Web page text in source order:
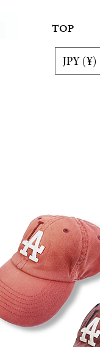
TOP
JPY (¥)